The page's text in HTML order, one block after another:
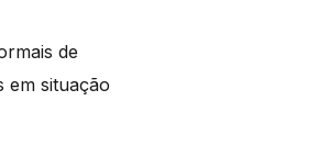
de
em situação